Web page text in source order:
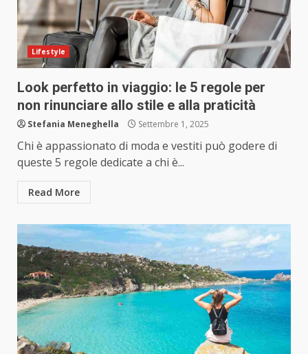
Lifestyle
Look perfetto in viaggio: le 5 regole per
non rinunciare allo stile e alla praticità
Stefania Meneghella Settembre 1, 2025
Chi è appassionato di moda e vestiti può godere di
queste 5 regole dedicate a chi è...
Read More